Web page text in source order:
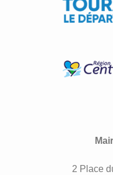
2 Place